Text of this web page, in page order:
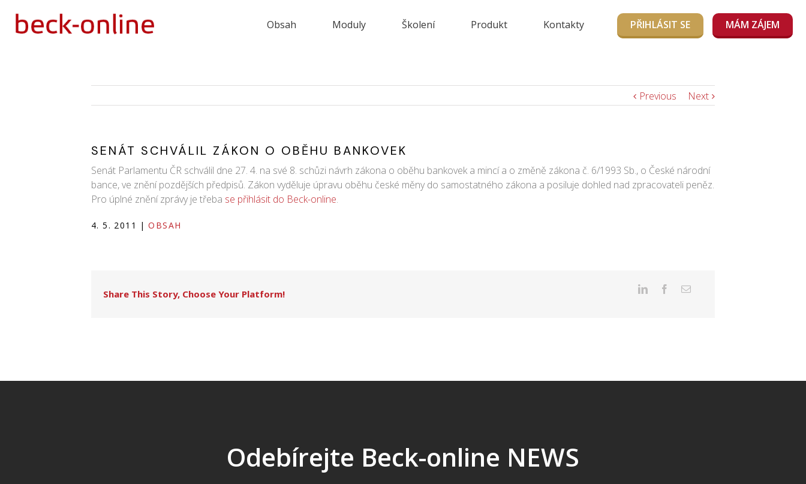
Obsah Moduly Školení Produkt Kontakty PŘIHLÁSIT SE MÁM ZÁJEM
Previous Next
SENÁT SCHVÁLIL ZÁKON O OBĚHU BANKOVEK
Senát Parlamentu ČR schválil dne 27. 4. na své 8. schůzi návrh zákona o oběhu bankovek a mincí a o změně zákona č. 6/1993 Sb., o České národní
bance, ve znění pozdějších předpisů. Zákon vyděluje úpravu oběhu české měny do samostatného zákona a posiluje dohled nad zpracovateli peněz.
Pro úplné znění zprávy je třeba se přihlásit do Beck-online.
4. 5. 2011 | OBSAH
Share This Story, Choose Your Platform!
Odebírejte Beck-online NEWS